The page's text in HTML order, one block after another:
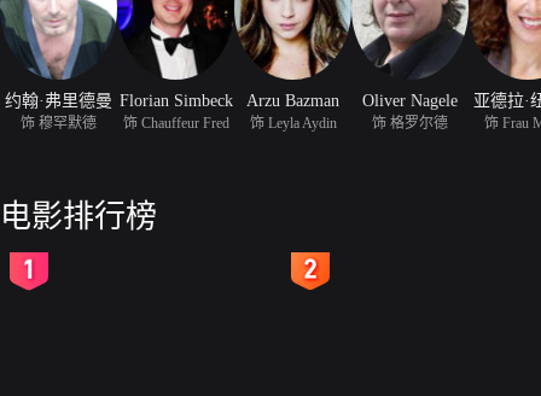
约翰·弗里德曼
饰 穆罕默德
Florian Simbeck
饰 Chauffeur Fred
Arzu Bazman
饰 Leyla Aydin
Oliver Nagele
饰 格罗尔德
亚德拉·
饰 Frau
电影排行榜